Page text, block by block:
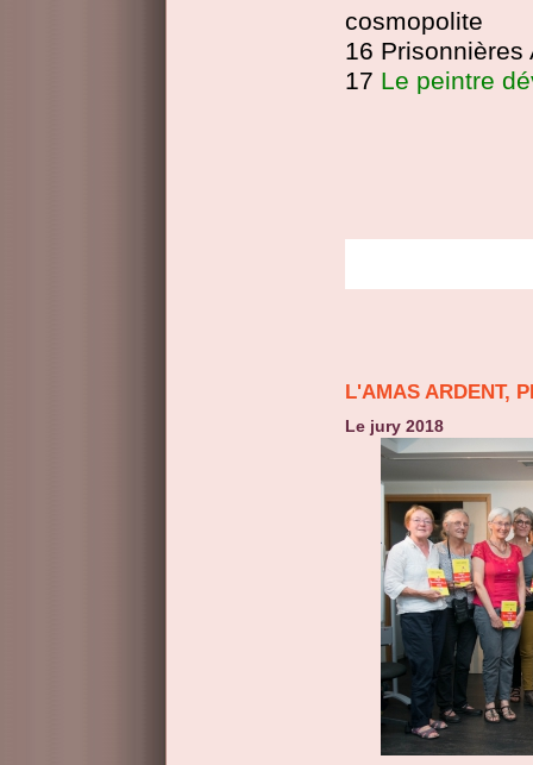
cosmopolite
16 Prisonnières
17 Le peintre
L'AMAS ARDENT,
Le jury 2018